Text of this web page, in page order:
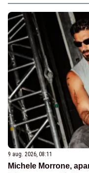
9 aug. 2026, 08:11
Michele Morrone,